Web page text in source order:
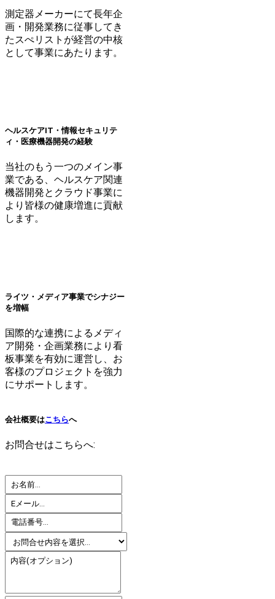
測定器メーカーにて長年企
画・開発業務に従事してき
たスぺリストが経営の中核
として事業にあたります。
ヘルスケアIT・情報セキュリテ
ィ・医療機器開発の経験
当社のもう一つのメイン事
業である、ヘルスケア関連
機器開発とクラウド事業に
より皆様の健康増進に貢献
します。
ライツ・メディア事業でシナジー
を増幅
国際的な連携によるメディ
ア開発・企画業務により看
板事業を有効に運営し、お
客様のプロジェクトを強力
にサポートします。
会社概要はこちらへ
お問合せはこちらへ: